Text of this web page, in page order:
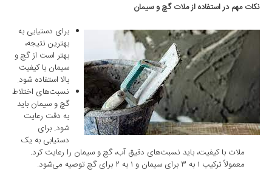
نکات مهم در استفاده از ملات گچ و سیمان
برای دستیابی به
بهترین نتیجه،
بهتر است از گچ و
سیمان با کیفیت
بالا استفاده شود.
نسبت‌های اختلاط
گچ و سیمان باید
به دقت رعایت
شود. برای
دستیابی به یک
ملات با کیفیت، باید نسبت‌های دقیق آب، گچ و سیمان را رعایت کرد.
معمولاً ترکیب ۱ به ۳ برای سیمان و ۱ به ۲ برای گچ توصیه می‌شود.